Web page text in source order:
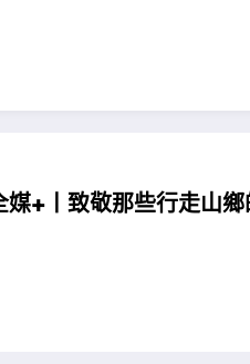
媒+丨致敬那些行走山